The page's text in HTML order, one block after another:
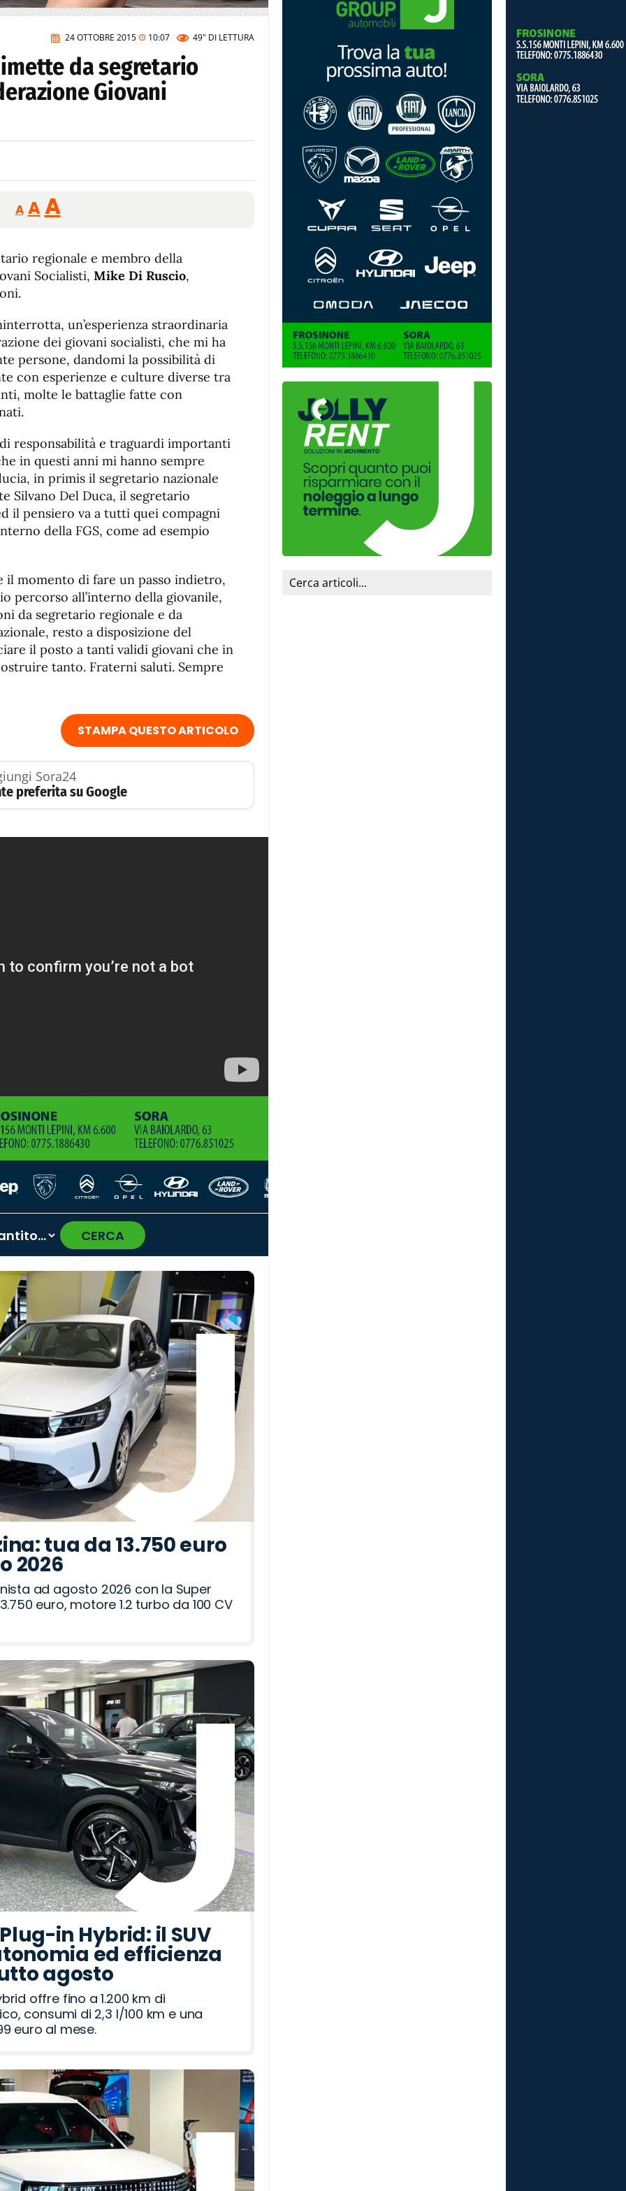
24 OTTOBRE 2015 10:07 49" DI LETTURA
da segretario
Giovani
A
Reducir
tamaño
A Restablecer
tamaño
de
fuente
AAumentar
de
regionale e membro della
Socialisti, Mike Di Ruscio,
un’esperienza straordinaria
dei giovani socialisti, che mi ha
persone, dandomi la possibilità di
con esperienze e culture diverse tra
molte le battaglie fatte con
responsabilità e traguardi importanti
in questi anni mi hanno sempre
in primis il segretario nazionale
Silvano Del Duca, il segretario
il pensiero va a tutti quei compagni
della FGS, come ad esempio
il momento di fare un passo indietro,
percorso all’interno della giovanile,
da segretario regionale e da
resto a disposizione del
il posto a tanti validi giovani che in
tanto. Fraterni saluti. Sempre
STAMPA QUESTO ARTICOLO
Sora24
preferita su Google
CERCA
›
tua da 13.750 euro
2026
ad agosto 2026 con la Super
euro, motore 1.2 turbo da 100 CV
in Hybrid: il SUV
ed efficienza
agosto
offre fino a 1.200 km di
consumi di 2,3 l/100 km e una
euro al mese.